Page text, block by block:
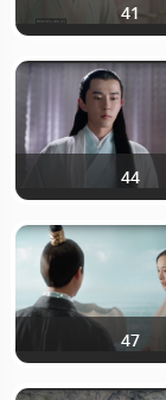
41
44
47